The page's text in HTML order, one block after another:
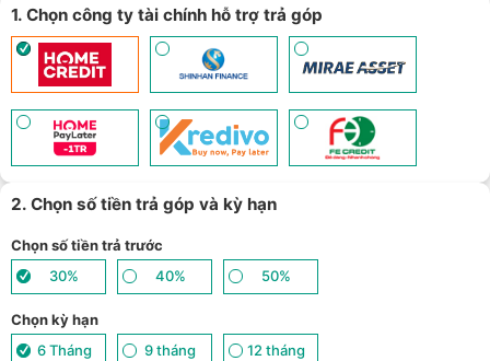
10 Giảm tới 500.000đ khi thanh toán qua Homepaylater - (
tiết)
11
Nhận báo giá tốt nhất cho khách hàng doanh nghiệp B2B khi
mua số lượng lớn - (
Xem chi tiết
1. Chọn công ty tài chính hỗ trợ trả góp
2. Chọn số tiền trả góp và kỳ hạn
Chọn số tiền trả trước
30%
40% 50%
Chọn kỳ hạn
6 Tháng
9 tháng 12 tháng